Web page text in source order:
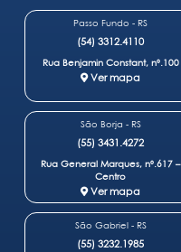
Passo Fundo - RS
(54) 3312.4110
Rua Benjamin Constant, nº.100
Ver mapa
São Borja - RS
(55) 3431.4272
Rua General Marques, nº.617 –
Centro
Ver mapa
São Gabriel - RS
(55) 3232.1985